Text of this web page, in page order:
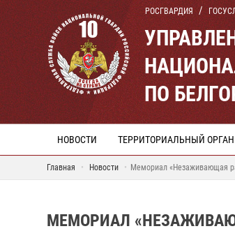
РОСГВАРДИЯ
ПО
НОВОСТИ ТЕРРИТОРИАЛЬНЫЙ ОРГАН
Главная Новости Мемориал «Незаживающая
МЕМОРИАЛ